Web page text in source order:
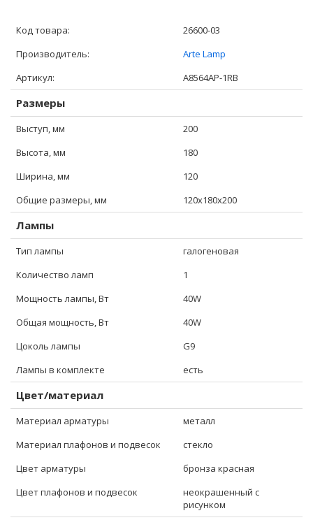
Код товара:
26600-03
Производитель:
Arte Lamp
Артикул:
A8564AP-1RB
Размеры
Выступ, мм
200
Высота, мм
180
Ширина, мм
120
Общие размеры, мм
120x180x200
Лампы
Тип лампы
галогеновая
Количество ламп
1
Мощность лампы, Вт
40W
Общая мощность, Вт
40W
Цоколь лампы
G9
Лампы в комплекте
есть
Цвет/материал
Материал арматуры
металл
Материал плафонов и подвесок
стекло
Цвет арматуры
бронза красная
Цвет плафонов и подвесок
неокрашенный с
рисунком